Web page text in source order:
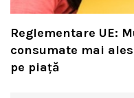
Reglementare UE:
consumate mai
pe piață